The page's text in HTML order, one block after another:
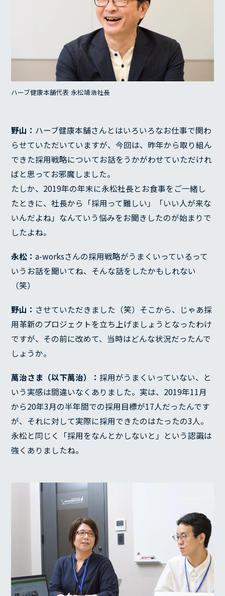
ハーブ健康本舗代表 永松靖浩社長
野山： ハーブ健康本舗さんとはいろいろなお仕事で関わ
らせていただいていますが、今回は、昨年から取り組ん
できた採用戦略についてお話をうかがわせていただけれ
ばと思ってお邪魔しました。
たしか、2019年の年末に永松社長とお食事をご一緒し
たときに、社長から「採用って難しい」「いい人が来な
いんだよね」なんていう悩みをお聞きしたのが始まりで
したよね。
永松：a-worksさんの採用戦略がうまくいっているって
いうお話を聞いてね、そんな話をしたかもしれない
（笑）
野山： させていただきました（笑）そこから、じゃあ採
用革新のプロジェクトを立ち上げましょうとなったわけ
ですが、その前に改めて、当時はどんな状況だったんで
しょうか。
萬治さま（以下萬治）：採用がうまくいっていない、と
いう実感は間違いなくありました。実は、2019年11月
から20年3月の半年間での採用目標が17人だったんです
が、それに対して実際に採用できたのはたったの3人。
永松と同じく「採用をなんとかしないと」という認識は
強くありましたね。